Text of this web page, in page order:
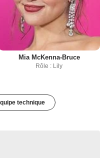
Mia McKenna-Bruce
Rôle : Lily
technique